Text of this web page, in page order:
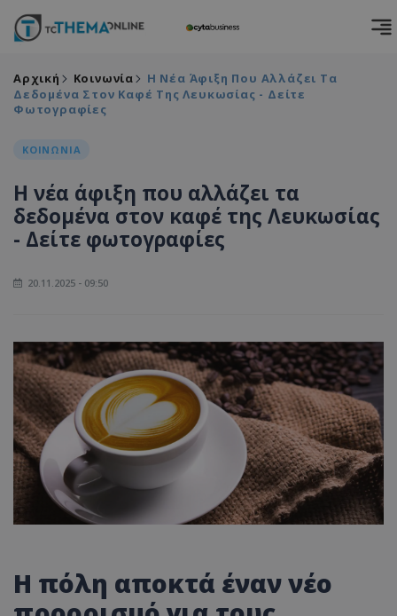
Αρχική Κοινωνία
Η Νέα Άφιξη Που Αλλάζει Τα
Δεδομένα Στον Καφέ Της Λευκωσίας - Δείτε
Φωτογραφίες
ΚΟΙΝΩΝΙΑ
Η νέα άφιξη που αλλάζει τα
δεδομένα στον καφέ της Λευκωσίας
- Δείτε φωτογραφίες
20.11.2025 - 09:50
Η πόλη αποκτά έναν νέο